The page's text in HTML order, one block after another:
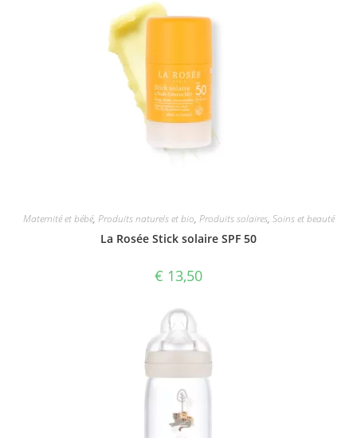
Maternité et bébé, Produits naturels et bio, Produits solaires, Soins et beauté
La Rosée Stick solaire SPF 50
€ 13,50